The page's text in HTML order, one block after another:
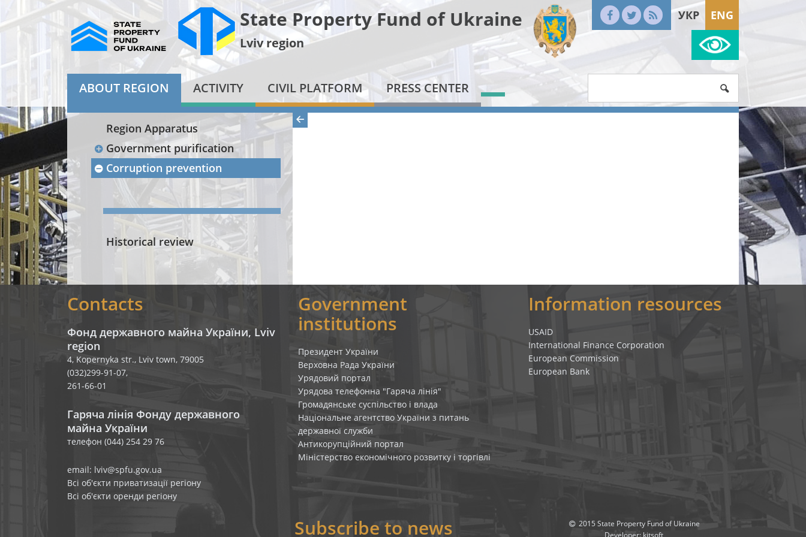
State Property Fund of Ukraine
Lviv region
УКР ENG
ABOUT REGION ACTIVITY CIVIL PLATFORM PRESS CENTER
Region Apparatus
Government purification
Corruption prevention
Historical review
Contacts
Фонд державного майна України, Lviv
region
4, Kopernyka str., Lviv town, 79005
(032)299-91-07,
261-66-01
Гаряча лінія Фонду державного
майна України
телефон (044) 254 29 76
email: lviv@spfu.gov.ua
Всі об'єкти приватизації регіону
Всі об'єкти оренди регіону
Government
institutions
Президент України
Верховна Рада України
Урядовий портал
Урядова телефонна "Гаряча лінія"
Громадянське суспільство і влада
Національне агентство України з питань
державної служби
Антикорупційний портал
Міністерство економічного розвитку і торгівлі
Information resources
USAID
International Finance Corporation
European Commission
European Bank
Subscribe to news
2015 State Property Fund of Ukraine
Developer: kitsoft